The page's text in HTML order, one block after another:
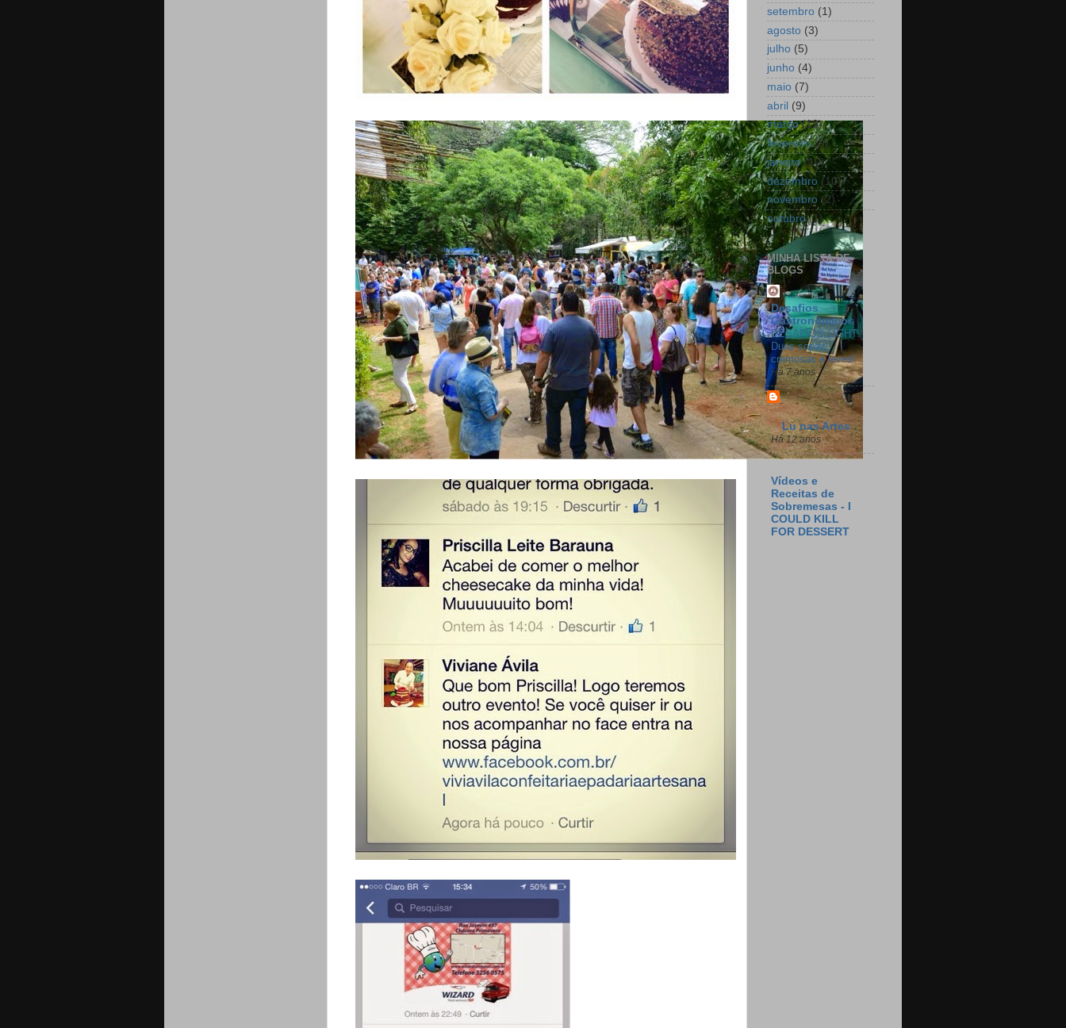
setembro (1)
agosto (3)
julho (5)
junho (4)
maio (7)
abril (9)
março(19)
fevereiro(9)
janeiro(10)
dezembro (10)
novembro (2)
outubro(1)
MINHA LISTA DE
BLOGS
Desafios
Gastronômicos
DESAFIOS LIGHT:
Duas sopas
cremosas e leves!
Há 7 anos
Lu nas Artes
Há 12 anos
Vídeos e
Receitas de
Sobremesas - I
COULD KILL
FOR DESSERT